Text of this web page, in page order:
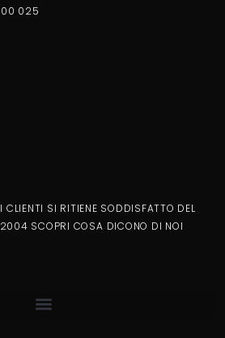
025
CLIENTI SI RITIENE SODDISFATTO DEL
SCOPRI COSA DICONO DI NOI